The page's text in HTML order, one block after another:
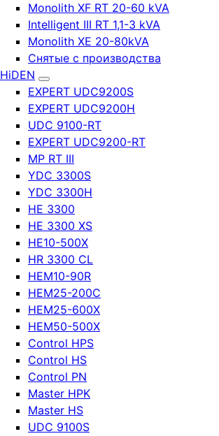
Monolith XF RT 20-60 kVA
Intelligent III RT 1,1-3 kVA
Monolith XE 20-80kVA
Снятые с производства
HiDEN
EXPERT UDC9200S
EXPERT UDC9200H
UDC 9100-RT
EXPERT UDC9200-RT
MP RT III
YDC 3300S
YDC 3300H
HE 3300
HE 3300 XS
HE10-500X
HR 3300 CL
HEM10-90R
HEM25-200C
HEM25-600X
HEM50-500X
Control HPS
Control HS
Control PN
Master HPK
Master HS
UDC 9100S